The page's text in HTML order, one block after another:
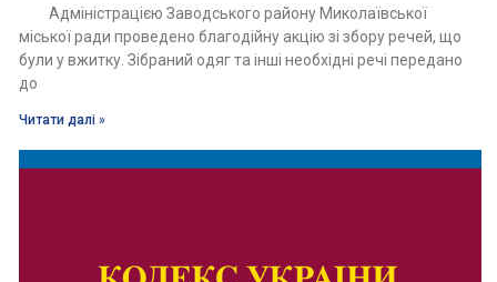
Адміністрацією Заводського району Миколаївської
міської ради проведено благодійну акцію зі збору речей, що
були у вжитку. Зібраний одяг та інші необхідні речі передано
до
Читати далі »